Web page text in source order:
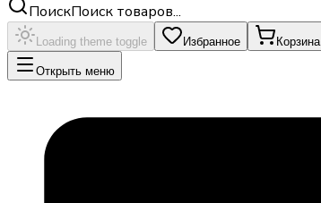
ПоискПоиск товаров...
Loading theme toggle Избранное Корзина
Открыть меню